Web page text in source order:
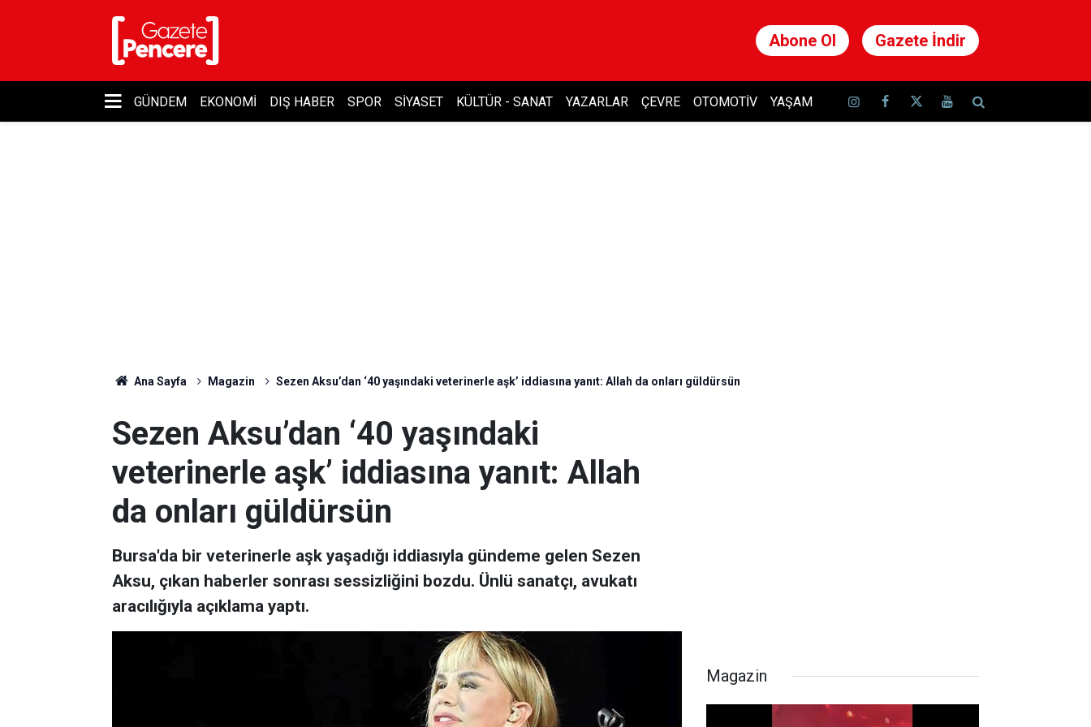
Abone Ol Gazete İndir
GÜNDEM EKONOMI DIŞ HABER SPOR SIYASET KÜLTÜR - SANAT YAZARLAR ÇEVRE OTOMOTIV YAŞAM
Ana Sayfa Magazin Sezen Aksu’dan ‘40 yaşındaki veterinerle aşk’ iddiasına yanıt: Allah da onları güldürsün
Sezen Aksu’dan ‘40 yaşındaki
veterinerle aşk’ iddiasına yanıt: Allah
da onları güldürsün
Bursa'da bir veterinerle aşk yaşadığı iddiasıyla gündeme gelen Sezen
Aksu, çıkan haberler sonrası sessizliğini bozdu. Ünlü sanatçı, avukatı
aracılığıyla açıklama yaptı.
Magazin